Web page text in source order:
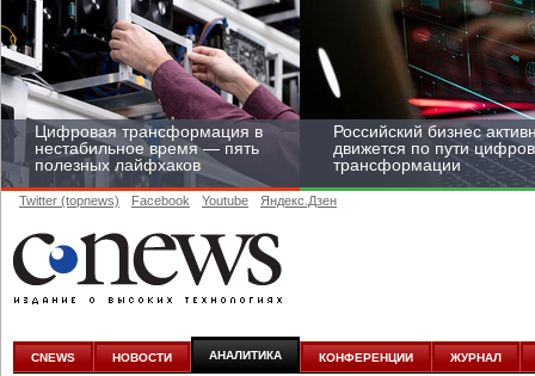
Цифровая трансформация в
нестабильное время — пять
полезных лайфхаков
Российский бизнес
движется по пути
трансформации
цифровизироваться со
скоростью крупных
Twitter (topnews) Facebook Youtube Яндекс.Дзен
CNEWS НОВОСТИ АНАЛИТИКА КОНФЕРЕНЦИИ ЖУРНАЛ